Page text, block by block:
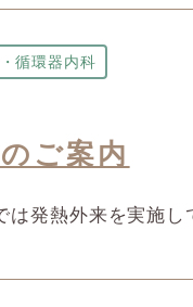
循環器内科
ご案内
は発熱外来を実施